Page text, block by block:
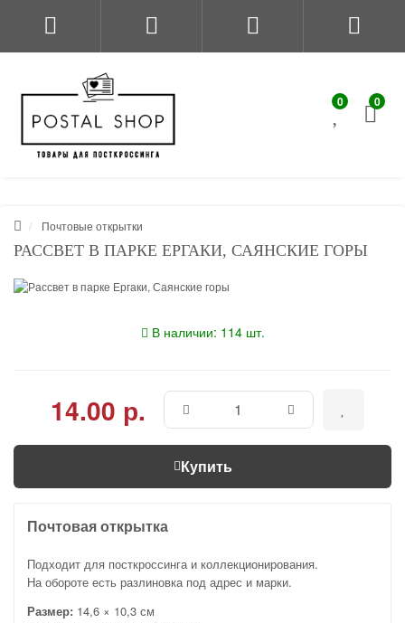
0 0
Почтовые открытки
РАССВЕТ В ПАРКЕ ЕРГАКИ, САЯНСКИЕ ГОРЫ
В наличии: 114 шт.
14.00 р.
Купить
Почтовая открытка
Подходит для посткроссинга и коллекционирования.
На обороте есть разлиновка под адрес и марки.
Размер: 14,6 × 10,3 см